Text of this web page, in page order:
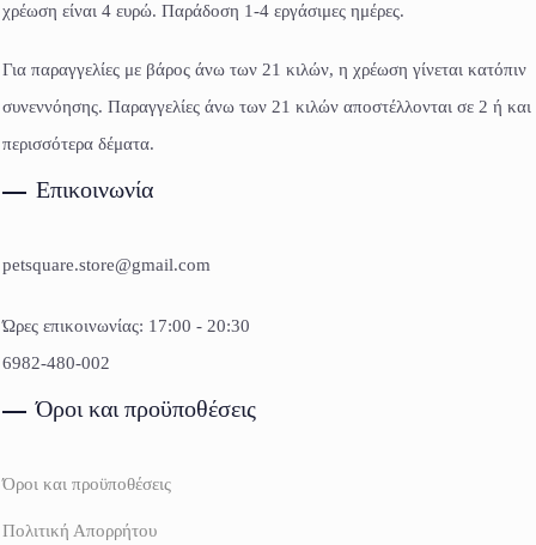
χρέωση είναι 4 ευρώ. Παράδοση 1-4 εργάσιμες ημέρες.
Για παραγγελίες με βάρος άνω των 21 κιλών, η χρέωση γίνεται κατόπιν
συνεννόησης. Παραγγελίες άνω των 21 κιλών αποστέλλονται σε 2 ή και
περισσότερα δέματα.
Επικοινωνία
petsquare.store@gmail.com
Ώρες επικοινωνίας: 17:00 - 20:30
6982-480-002
Όροι και προϋποθέσεις
Όροι και προϋποθέσεις
Πολιτική Απορρήτου